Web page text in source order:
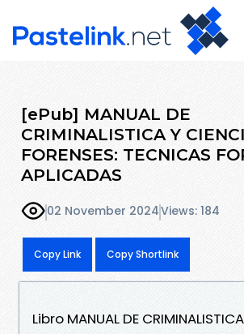
[ePub] MANUAL DE
CRIMINALISTICA Y
FORENSES: TECNICAS
APLICADAS
02 November 2024Views: 184
Copy Link Copy Shortlink
Libro MANUAL DE